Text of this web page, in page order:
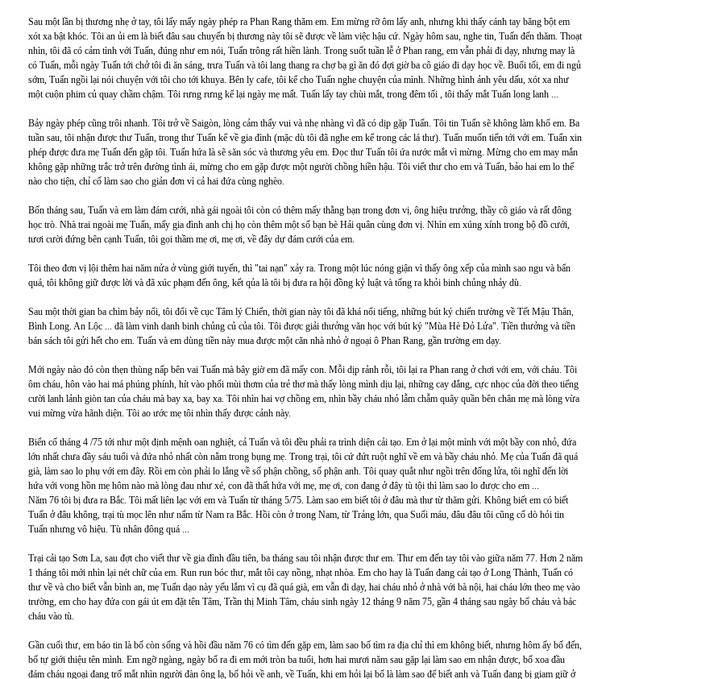
Sau một lần bị thương nhẹ ở tay, tôi lấy mấy ngày phép ra Phan Rang thăm em. Em mừng rỡ ôm lấy anh, nhưng khi thấy cánh tay băng bột em
xót xa bật khóc. Tôi an ủi em là biết đâu sau chuyến bị thương này tôi sẽ được về làm việc hậu cứ. Ngày hôm sau, nghe tin, Tuấn đến thăm. Thoạt
nhìn, tôi đã có cảm tình với Tuấn, đúng như em nói, Tuấn trông rất hiền lành. Trong suốt tuần lễ ở Phan rang, em vẫn phải đi dạy, nhưng may là
có Tuấn, mỗi ngày Tuấn tới chở tôi đi ăn sáng, trưa Tuấn và tôi lang thang ra chợ bạ gì ăn đó đợi giờ ba cô giáo đi dạy học về. Buổi tối, em đi ngủ
sớm, Tuấn ngồi lại nói chuyện với tôi cho tới khuya. Bên ly cafe, tôi kể cho Tuấn nghe chuyện của mình. Những hình ảnh yêu dấu, xót xa như
một cuộn phim củ quay chầm chậm. Tôi rưng rưng kể lại ngày mẹ mất. Tuấn lấy tay chùi mắt, trong đêm tối , tôi thấy mắt Tuấn long lanh ...
Bảy ngày phép cũng trôi nhanh. Tôi trở về Saigòn, lòng cảm thấy vui và nhẹ nhàng vì đã có dịp gặp Tuấn. Tôi tin Tuấn sẽ không làm khổ em. Ba
tuần sau, tôi nhận được thư Tuấn, trong thư Tuấn kể về gia đình (mặc dù tôi đã nghe em kể trong các lá thư). Tuấn muốn tiến tới với em. Tuấn xin
phép được đưa mẹ Tuấn đến gặp tôi. Tuấn hứa là sẽ săn sóc và thương yêu em. Đọc thư Tuấn tôi ứa nước mắt vì mừng. Mừng cho em may mắn
không gặp những trắc trở trên đường tình ái, mừng cho em gặp được một người chồng hiền hậu. Tôi viết thư cho em và Tuấn, bảo hai em lo thế
nào cho tiện, chỉ cố làm sao cho giản đơn vì cả hai đứa cùng nghèo.
Bốn tháng sau, Tuấn và em làm đám cưới, nhà gái ngoài tôi còn có thêm mấy thằng bạn trong đơn vị, ông hiệu trưởng, thầy cô giáo và rất đông
học trò. Nhà trai ngoài mẹ Tuấn, mấy gia đình anh chị họ còn thêm một số bạn bè Hải quân cùng đơn vị. Nhìn em xúng xính trong bộ đồ cưới,
tươi cười đứng bên cạnh Tuấn, tôi gọi thầm mẹ ơi, mẹ ơi, về đây dự đám cưới của em.
Tôi theo đơn vị lội thêm hai năm nửa ở vùng giới tuyến, thì "tai nạn" xảy ra. Trong một lúc nóng giận vì thấy ông xếp của mình sao ngu và bẩn
quá, tôi không giữ được lời và đã xúc phạm đến ông, kết qủa là tôi bị đưa ra hội đồng kỷ luật và tống ra khỏi binh chủng nhảy dù.
Sau một thời gian ba chìm bảy nổi, tôi đổi về cục Tâm lý Chiến, thời gian này tôi đã khá nổi tiếng, những bút ký chiến trường về Tết Mậu Thân,
Bình Long. An Lộc ... đã làm vinh danh binh chủng củ của tôi. Tôi được giải thưởng văn học với bút ký "Mùa Hè Đỏ Lửa". Tiền thưởng và tiền
bán sách tôi gửi hết cho em. Tuấn và em dùng tiền này mua được một căn nhà nhỏ ở ngoại ô Phan Rang, gần trường em dạy.
Mới ngày nào đó còn thẹn thùng nấp bên vai Tuấn mà bây giờ em đã mấy con. Mỗi dịp rảnh rỗi, tôi lại ra Phan rang ở chơi với em, với cháu. Tôi
ôm cháu, hôn vào hai má phúng phính, hít vào phổi mùi thơm của trẻ thơ mà thấy lòng mình dịu lại, những cay đắng, cực nhọc của đời theo tiếng
cười lanh lảnh giòn tan của cháu mà bay xa, bay xa. Tôi nhìn hai vợ chồng em, nhìn bầy cháu nhỏ lẫm chẫm quây quần bên chân mẹ mà lòng vừa
vui mừng vừa hãnh diện. Tôi ao ước mẹ tôi nhìn thấy được cảnh này.
Biến cố tháng 4 /75 tới như một định mệnh oan nghiệt, cả Tuấn và tôi đều phải ra trình diện cải tạo. Em ở lại một mình với một bầy con nhỏ, đứa
lớn nhất chưa đầy sáu tuổi và đứa nhỏ nhất còn nằm trong bụng mẹ. Trong trại, tôi cứ đứt ruột nghĩ về em và bầy cháu nhỏ. Mẹ của Tuấn đã quá
già, làm sao lo phụ với em đây. Rồi em còn phải lo lắng về số phận chồng, số phận anh. Tôi quay quắt như ngồi trên đống lửa, tôi nghĩ đến lời
hứa với vong hồn mẹ hôm nào mà lòng đau như xé, con đã thất hứa với mẹ, mẹ ơi, con đang ở đây tù tội thì làm sao lo được cho em ...
Năm 76 tôi bị đưa ra Bắc. Tôi mất liên lạc với em và Tuấn từ tháng 5/75. Làm sao em biết tôi ở đâu mà thư từ thăm gửi. Không biết em có biết
Tuấn ở đâu không, trại tù mọc lên như nấm từ Nam ra Bắc. Hồi còn ở trong Nam, từ Trảng lớn, qua Suối máu, đâu đâu tôi cũng cố dò hỏi tin
Tuấn nhưng vô hiệu. Tù nhân đông quá ...
Trại cải tạo Sơn La, sau đợt cho viết thư về gia đình đầu tiên, ba tháng sau tôi nhận được thư em. Thư em đến tay tôi vào giữa năm 77. Hơn 2 năm
1 tháng tôi mới nhìn lại nét chữ của em. Run run bóc thư, mắt tôi cay nồng, nhạt nhòa. Em cho hay là Tuấn đang cải tạo ở Long Thành, Tuấn có
thư về và cho biết vẫn bình an, mẹ Tuấn dạo này yếu lắm vì cụ đã quá già, em vẫn đi dạy, hai cháu nhỏ ở nhà với bà nội, hai cháu lớn theo mẹ vào
trường, em cho hay đứa con gái út em đặt tên Tâm, Trần thị Minh Tâm, cháu sinh ngày 12 tháng 9 năm 75, gần 4 tháng sau ngày bố cháu và bác
cháu vào tù.
Gần cuối thư, em báo tin là bố còn sống và hồi đầu năm 76 có tìm đến gặp em, làm sao bố tìm ra địa chỉ thì em không biết, nhưng hôm ấy bố đến,
bố tự giới thiệu tên mình. Em ngỡ ngàng, ngày bố ra đi em mới tròn ba tuổi, hơn hai mươi năm sau gặp lại làm sao em nhận được, bố xoa đầu
đám cháu ngoại đang trố mắt nhìn người đàn ông lạ, bố hỏi về anh, về Tuấn, khi em hỏi lại bố là làm sao để biết anh và Tuấn đang bị giam giữ ở